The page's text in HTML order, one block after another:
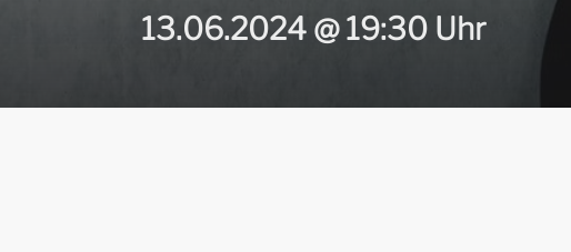
13.06.2024 @ 19:30 Uhr